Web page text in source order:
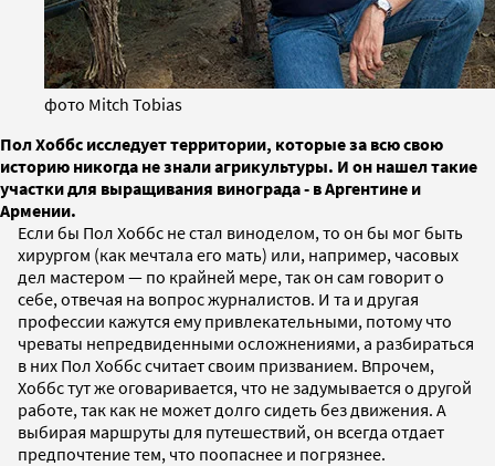
фото Mitch Tobias
Пол Хоббс исследует территории, которые за всю свою
историю никогда не знали агрикультуры. И он нашел такие
участки для выращивания винограда - в Аргентине и
Армении.
Если бы Пол Хоббс не стал виноделом, то он бы мог быть
хирургом (как мечтала его мать) или, например, часовых
дел мастером — по крайней мере, так он сам говорит о
себе, отвечая на вопрос журналистов. И та и другая
профессии кажутся ему привлекательными, потому что
чреваты непредвиденными осложнениями, а разбираться
в них Пол Хоббс считает своим призванием. Впрочем,
Хоббс тут же оговаривается, что не задумывается о другой
работе, так как не может долго сидеть без движения. А
выбирая маршруты для путешествий, он всегда отдает
предпочтение тем, что поопаснее и погрязнее.